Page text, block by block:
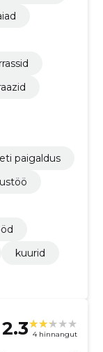
paigaldus
kuurid
2.3 4 hinnangut